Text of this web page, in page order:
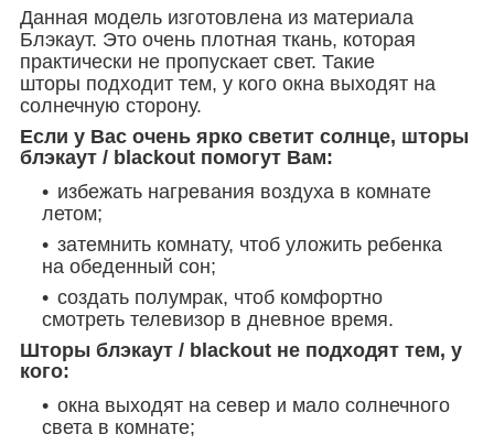
Данная модель изготовлена из материала
Блэкаут. Это очень плотная ткань, которая
практически не пропускает свет. Такие
шторы подходит тем, у кого окна выходят на
солнечную сторону.
Если у Вас очень ярко светит солнце, шторы
блэкаут / blackout помогут Вам:
избежать нагревания воздуха в комнате
летом;
затемнить комнату, чтоб уложить ребенка
на обеденный сон;
создать полумрак, чтоб комфортно
смотреть телевизор в дневное время.
Шторы блэкаут / blackout не подходят тем, у
кого:
окна выходят на север и мало солнечного
света в комнате;